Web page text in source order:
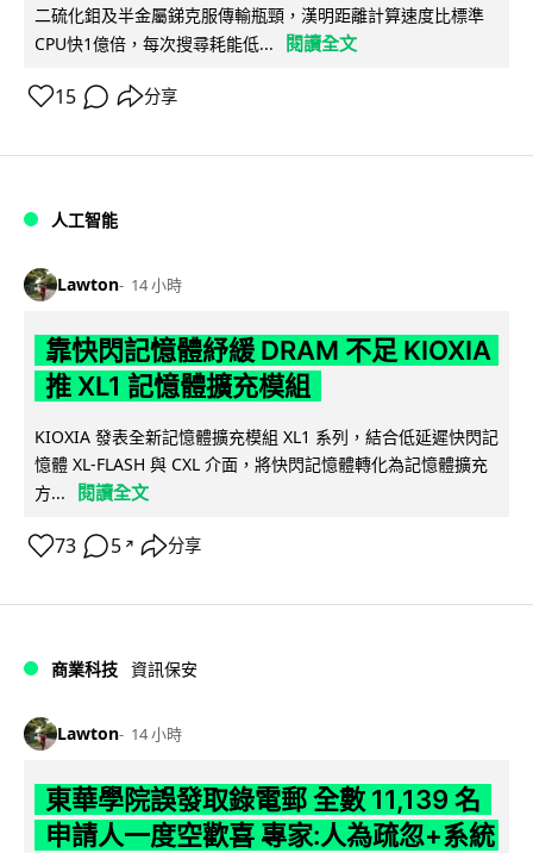
二硫化鉬及半金屬銻克服傳輸瓶頸，漢明距離計算速度比標準
CPU快1億倍，每次搜尋耗能低...
閱讀全文
15 分享
人工智能
Lawton 14 小時
靠快閃記憶體紓緩 DRAM 不足 KIOXIA
推 XL1 記憶體擴充模組
KIOXIA 發表全新記憶體擴充模組 XL1 系列，結合低延遲快閃記
憶體 XL-FLASH 與 CXL 介面，將快閃記憶體轉化為記憶體擴充
方...
閱讀全文
73 5 ↗ 分享
商業科技 資訊保安
Lawton 14 小時
東華學院誤發取錄電郵 全數 11,139 名
申請人一度空歡喜 專家:人為疏忽+系統